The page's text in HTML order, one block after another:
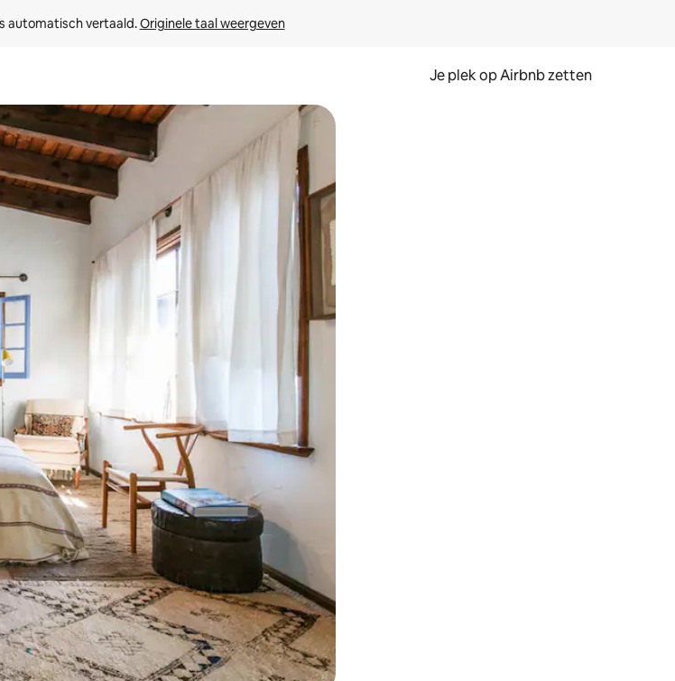
automatisch vertaald. Originele taal weergeven
Je plek op Airbnb zetten
omhoog en omlaag, óf door te tikken of swipen.